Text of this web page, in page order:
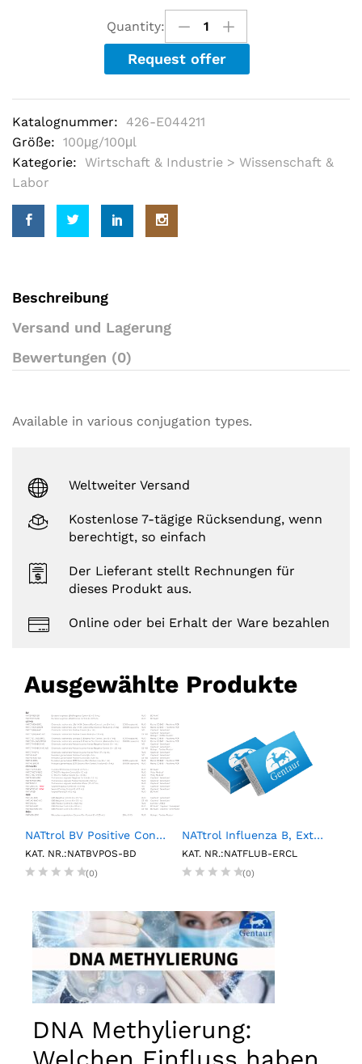
o
u
t
o
f
5
a
e
n
s
t
o
m
n
Quantity:
Request offer
Katalognummer: 426-E044211
Größe: 100μg/100μl
Kategorie:
Wirtschaft & Industrie > Wissenschaft &
Labor
Beschreibung
Versand und Lagerung
Bewertungen (0)
Available in various conjugation types.
Weltweiter Versand
Kostenlose 7-tägige Rücksendung, wenn
berechtigt, so einfach
Der Lieferant stellt Rechnungen für
dieses Produkt aus.
Online oder bei Erhalt der Ware bezahlen
Ausgewählte Produkte
NATtrol BV Positive Control (6 X 0.15mL)
KAT. NR.:NATBVPOS-BD
(0)
NATtrol Influenza B, External Run Control, Low (6 X 1 mL)
KAT. NR.:NATFLUB-ERCL
(0)
DNA Methylierung: